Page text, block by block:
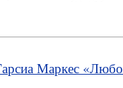
Маркес «